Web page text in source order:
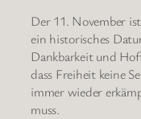
Der 11. November
ein historisches
Dankbarkeit und
dass Freiheit keine
immer wieder
muss.